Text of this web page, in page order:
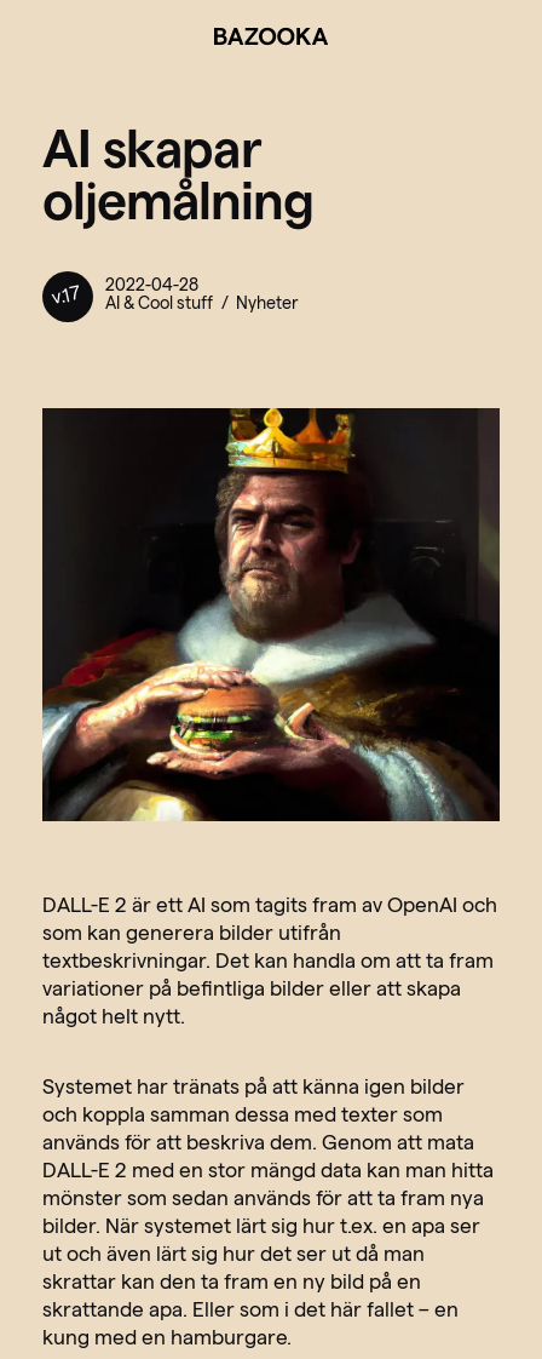
BAZOOKA
AI skapar
oljemålning
v.17
2022-04-28
AI & Cool stuff
Nyheter
DALL-E 2 är ett AI som tagits fram av OpenAI och
som kan generera bilder utifrån
textbeskrivningar. Det kan handla om att ta fram
variationer på befintliga bilder eller att skapa
något helt nytt.
Systemet har tränats på att känna igen bilder
och koppla samman dessa med texter som
används för att beskriva dem. Genom att mata
DALL-E 2 med en stor mängd data kan man hitta
mönster som sedan används för att ta fram nya
bilder. När systemet lärt sig hur t.ex. en apa ser
ut och även lärt sig hur det ser ut då man
skrattar kan den ta fram en ny bild på en
skrattande apa. Eller som i det här fallet – en
kung med en hamburgare.